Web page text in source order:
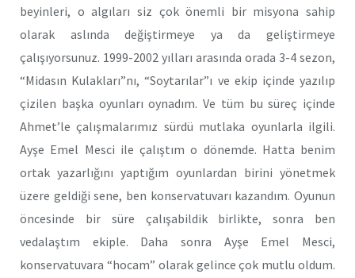
beyinleri, o algıları siz çok önemli bir misyona sahip
olarak aslında değiştirmeye ya da geliştirmeye
çalışıyorsunuz. 1999-2002 yılları arasında orada 3-4 sezon,
“Midasın Kulakları”nı, “Soytarılar”ı ve ekip içinde yazılıp
çizilen başka oyunları oynadım. Ve tüm bu süreç içinde
Ahmet’le çalışmalarımız sürdü mutlaka oyunlarla ilgili.
Ayşe Emel Mesci ile çalıştım o dönemde. Hatta benim
ortak yazarlığını yaptığım oyunlardan birini yönetmek
üzere geldiği sene, ben konservatuvarı kazandım. Oyunun
öncesinde bir süre çalışabildik birlikte, sonra ben
vedalaştım ekiple. Daha sonra Ayşe Emel Mesci,
konservatuvara “hocam” olarak gelince çok mutlu oldum.